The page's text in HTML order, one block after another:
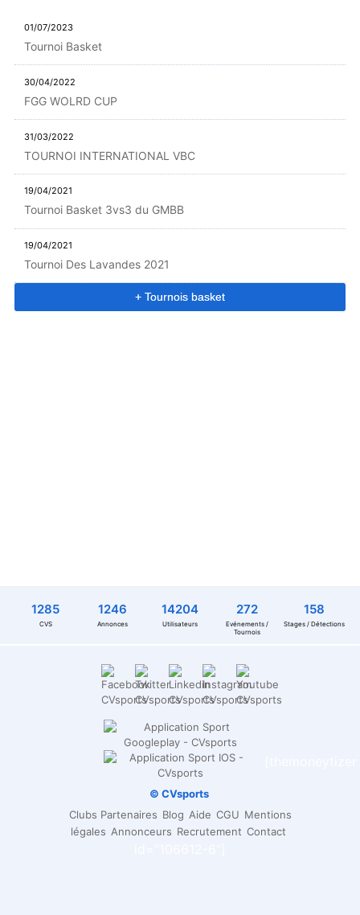
01/07/2023
Tournoi Basket
30/04/2022
FGG WOLRD CUP
31/03/2022
TOURNOI INTERNATIONAL VBC
19/04/2021
Tournoi Basket 3vs3 du GMBB
19/04/2021
Tournoi Des Lavandes 2021
+ Tournois basket
1285
CVS
1246
Annonces
14204
Utilisateurs
272
Evénements /
Tournois
158
Stages / Détections
© CVsports
Clubs Partenaires Blog Aide CGU Mentions
légales Annonceurs Recrutement Contact